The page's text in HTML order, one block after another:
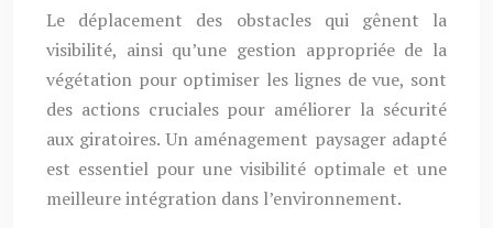
Le déplacement des obstacles qui gênent la
visibilité, ainsi qu’une gestion appropriée de la
végétation pour optimiser les lignes de vue, sont
des actions cruciales pour améliorer la sécurité
aux giratoires. Un aménagement paysager adapté
est essentiel pour une visibilité optimale et une
meilleure intégration dans l’environnement.